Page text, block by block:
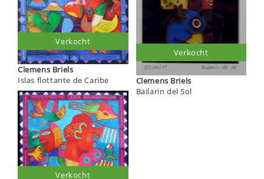
Clemens Briels
Islas flottante de Caribe
Verkocht
Verkocht
Clemens Briels
Bailarin del Sol
Verkocht